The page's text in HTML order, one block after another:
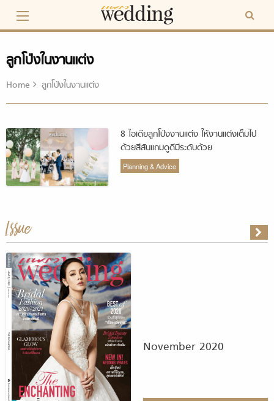
content
ลูกโป่งในงานแต่ง
Home ลูกโป่งในงานแต่ง
8 ไอเดียลูกโป่งงานแต่ง ให้งานแต่งเต็มไป
ด้วยสีสันแถมดูดีมีระดับด้วย
Planning & Advice
Issue
November 2020